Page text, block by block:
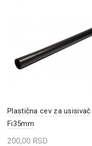
Plastična cev za usisivač
Fi35mm
200,00 RSD